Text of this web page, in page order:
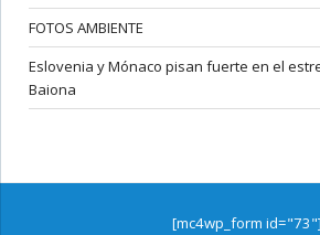
FOTOS AMBIENTE
Eslovenia y Mónaco pisan fuerte en el
Baiona
[mc4wp_form id="73"]